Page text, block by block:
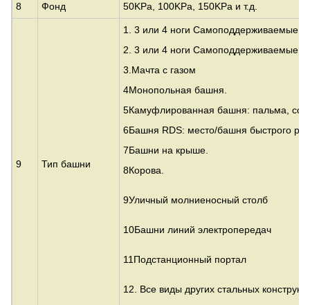
8 Фонд 50KPa, 100KPa, 150KPa и т.д.
9 Тип башни
1. 3 или 4 ноги Самоподдерживаемые
2. 3 или 4 ноги Самоподдерживаемые
3. Мачта с газом
4Монопольная башня.
5Камуфлированная башня: пальма,
6Башня RDS: место/башня быстрого
7Башни на крыше.
8Корова.
9Уличный молниеносный столб
10Башни линий электропередач
11Подстанционный портал
12. Все виды других стальных